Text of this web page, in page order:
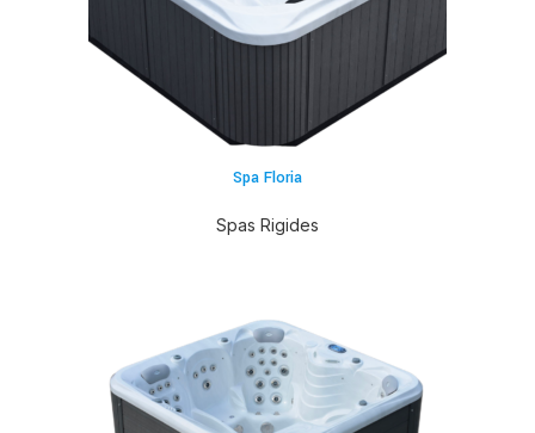
Spa Floria
Spas Rigides